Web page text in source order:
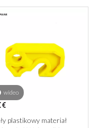
wideo
plastikowy materiał